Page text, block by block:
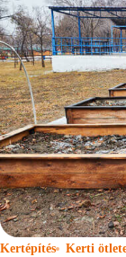
Kertépítés Kerti